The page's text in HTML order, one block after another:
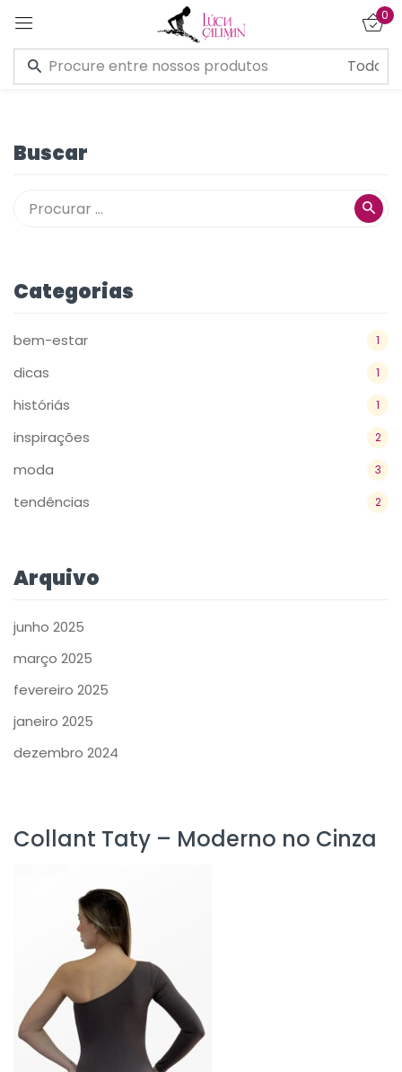
0
Buscar
Categorias
bem-estar 1
dicas 1
históriás 1
inspirações 2
moda 3
tendências 2
Arquivo
junho 2025
março 2025
fevereiro 2025
janeiro 2025
dezembro 2024
Collant Taty – Moderno no Cinza
Entrar
Lembre de mim Esqueceu a senha?